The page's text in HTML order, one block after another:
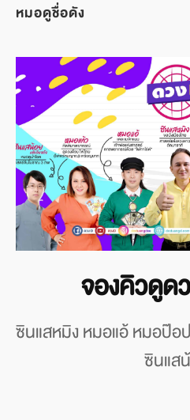
หมอดูชื่อดัง
จองคิวดูด
ซินแสหมิง หมอแอ้ หมอป๊อ
ซินแส